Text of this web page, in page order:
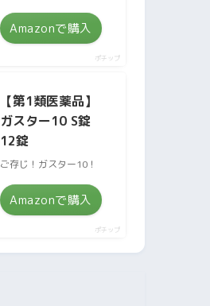
Amazonで購入
ポチップ
【第1類医薬品】
ガスター10 S錠
12錠
ご存じ！ガスター10！
Amazonで購入
ポチップ